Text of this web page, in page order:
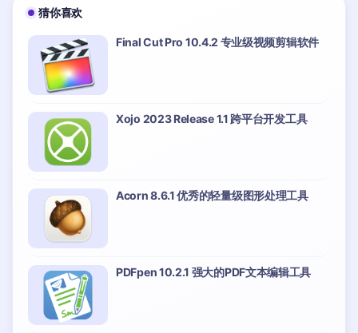
猜你喜欢
Final Cut Pro 10.4.2 专业级视频剪辑软件
Xojo 2023 Release 1.1 跨平台开发工具
Acorn 8.6.1 优秀的轻量级图形处理工具
PDFpen 10.2.1 强大的PDF文本编辑工具